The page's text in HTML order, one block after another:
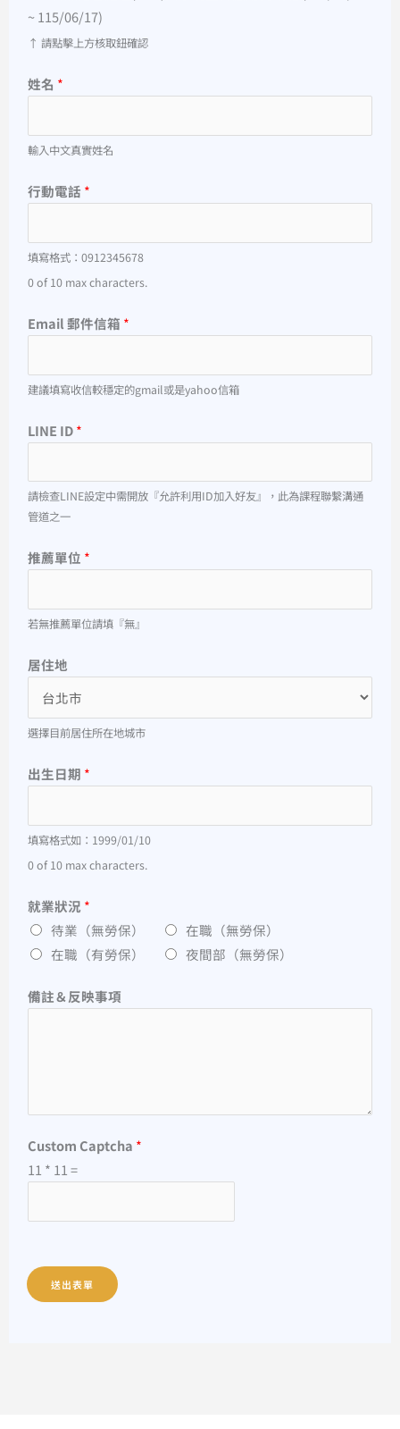
~ 115/06/17)
↑ 請點擊上方核取鈕確認
姓名 *
輸入中文真實姓名
行動電話 *
填寫格式：0912345678
0 of 10 max characters.
Email 郵件信箱 *
建議填寫收信較穩定的gmail或是yahoo信箱
LINE ID*
請檢查LINE設定中需開放『允許利用ID加入好友』，此為課程聯繫溝通
管道之一
推薦單位 *
若無推薦單位請填『無』
居住地
選擇目前居住所在地城市
出生日期 *
填寫格式如：1999/01/10
0 of 10 max characters.
就業狀況 *
待業（無勞保）
在職（無勞保）
在職（有勞保）
夜間部（無勞保）
備註＆反映事項
Custom Captcha *
11 * 11 =
送出表單